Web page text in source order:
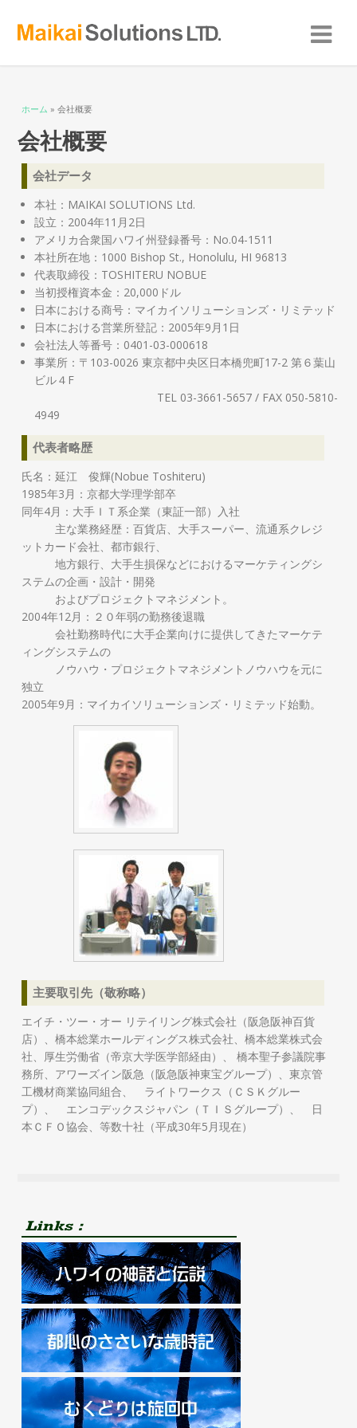
現在地
ホーム » 会社概要
会社概要
会社データ
本社：MAIKAI SOLUTIONS Ltd.
設立：2004年11月2日
アメリカ合衆国ハワイ州登録番号：No.04-1511
本社所在地：1000 Bishop St., Honolulu, HI 96813
代表取締役：TOSHITERU NOBUE
当初授権資本金：20,000ドル
日本における商号：マイカイソリューションズ・リミテッド
日本における営業所登記：2005年9月1日
会社法人等番号：0401-03-000618
事業所：〒103-0026 東京都中央区日本橋兜町17-2 第６葉山
ビル４F
TEL 03-3661-5657 / FAX 050-5810-
4949
代表者略歴
氏名：延江 俊輝(Nobue Toshiteru)
1985年3月：京都大学理学部卒
同年4月：大手ＩＴ系企業（東証一部）入社
主な業務経歴：百貨店、大手スーパー、流通系クレジ
ットカード会社、都市銀行、
地方銀行、大手生損保などにおけるマーケティングシ
ステムの企画・設計・開発
およびプロジェクトマネジメント。
2004年12月：２０年弱の勤務後退職
会社勤務時代に大手企業向けに提供してきたマーケテ
ィングシステムの
ノウハウ・プロジェクトマネジメントノウハウを元に
独立
2005年9月：マイカイソリューションズ・リミテッド始動。
主要取引先（敬称略）
エイチ・ツー・オー リテイリング株式会社（阪急阪神百貨
店）、橋本総業ホールディングス株式会社、橋本総業株式会
社、厚生労働省（帝京大学医学部経由）、 橋本聖子参議院事
務所、アワーズイン阪急（阪急阪神東宝グループ）、東京管
工機材商業協同組合、 ライトワークス（ＣＳＫグルー
プ）、 エンコデックスジャパン（ＴＩＳグループ）、 日
本ＣＦＯ協会、等数十社（平成30年5月現在）